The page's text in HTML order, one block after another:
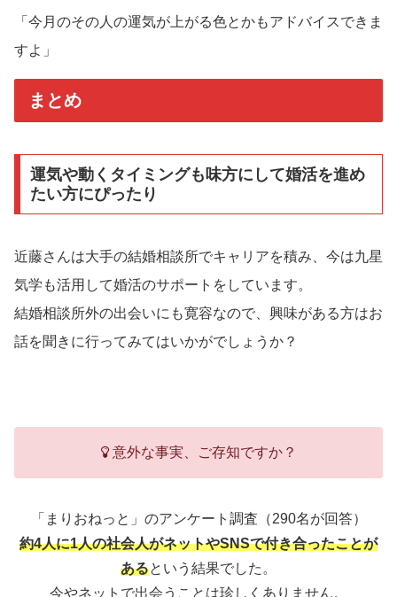
「今月のその人の運気が上がる色とかもアドバイスできま
すよ」
まとめ
運気や動くタイミングも味方にして婚活を進め
たい方にぴったり
近藤さんは大手の結婚相談所でキャリアを積み、今は九星
気学も活用して婚活のサポートをしています。
結婚相談所外の出会いにも寛容なので、興味がある方はお
話を聞きに行ってみてはいかがでしょうか？
意外な事実、ご存知ですか？
「まりおねっと」のアンケート調査（290名が回答）
約4人に1人の社会人がネットやSNSで付き合ったことが
あるという結果でした。
今やネットで出会うことは珍しくありません。